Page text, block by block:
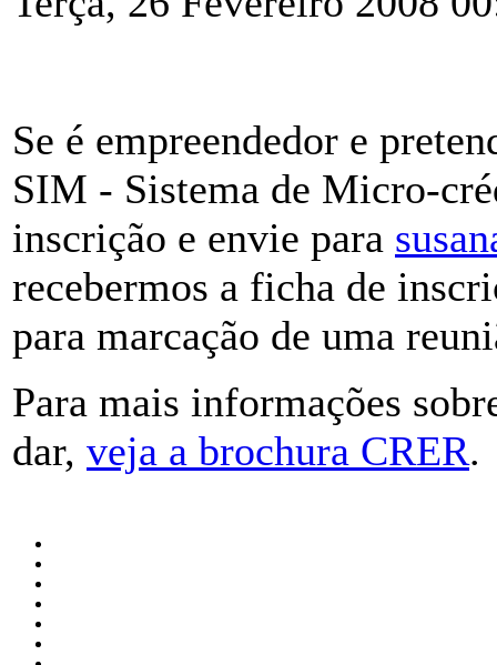
Se é empreendedor e
SIM - Sistema de Micro-
inscrição e envie para
recebermos a ficha de
para marcação de uma
Para mais informações
dar, veja a brochura CRER.